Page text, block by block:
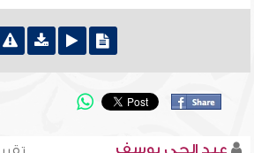
عبد الحي يوسف